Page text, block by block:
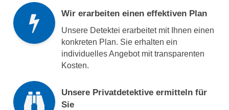
Wir erarbeiten einen effektiven Plan
Unsere Detektei erarbeitet mit Ihnen einen
konkreten Plan. Sie erhalten ein
individuelles Angebot mit transparenten
Kosten.
Unsere Privatdetektive ermitteln für
Sie